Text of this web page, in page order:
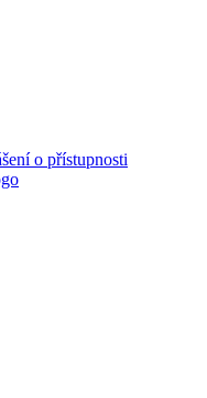
o přístupnosti